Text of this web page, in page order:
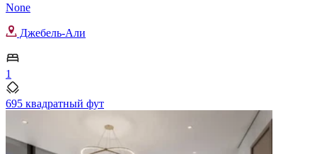
None
Джебель-Али
1
695 квадратный фут